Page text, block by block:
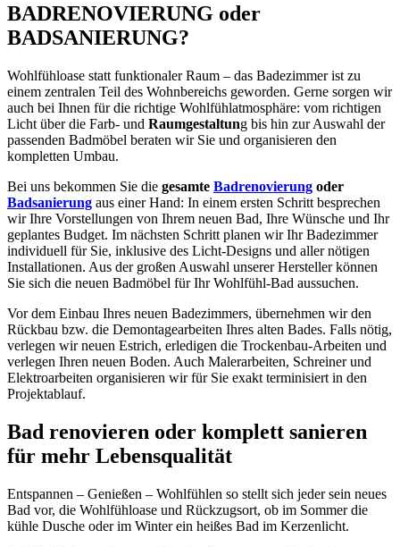
BADRENOVIERUNG oder
BADSANIERUNG?
Wohlfühloase statt funktionaler Raum – das Badezimmer ist zu
einem zentralen Teil des Wohnbereichs geworden. Gerne sorgen wir
auch bei Ihnen für die richtige Wohlfühlatmosphäre: vom richtigen
Licht über die Farb- und Raumgestaltung bis hin zur Auswahl der
passenden Badmöbel beraten wir Sie und organisieren den
kompletten Umbau.
Bei uns bekommen Sie die gesamte Badrenovierung oder
Badsanierung aus einer Hand: In einem ersten Schritt besprechen
wir Ihre Vorstellungen von Ihrem neuen Bad, Ihre Wünsche und Ihr
geplantes Budget. Im nächsten Schritt planen wir Ihr Badezimmer
individuell für Sie, inklusive des Licht-Designs und aller nötigen
Installationen. Aus der großen Auswahl unserer Hersteller können
Sie sich die neuen Badmöbel für Ihr Wohlfühl-Bad aussuchen.
Vor dem Einbau Ihres neuen Badezimmers, übernehmen wir den
Rückbau bzw. die Demontagearbeiten Ihres alten Bades. Falls nötig,
verlegen wir neuen Estrich, erledigen die Trockenbau-Arbeiten und
verlegen Ihren neuen Boden. Auch Malerarbeiten, Schreiner und
Elektroarbeiten organisieren wir für Sie exakt terminisiert in den
Projektablauf.
Bad renovieren oder komplett sanieren
für mehr Lebensqualität
Entspannen – Genießen – Wohlfühlen so stellt sich jeder sein neues
Bad vor, die Wohlfühloase und Rückzugsort, ob im Sommer die
kühle Dusche oder im Winter ein heißes Bad im Kerzenlicht.